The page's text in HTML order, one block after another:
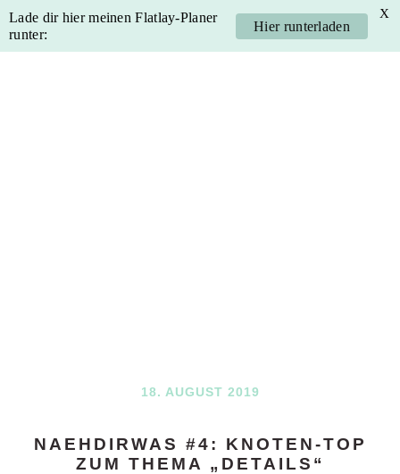
Skip
Skip
Skip
Skip
18. AUGUST 2019
NAEHDIRWAS #4: KNOTEN-TOP
ZUM THEMA „DETAILS“
Lade dir hier meinen Flatlay-Planer
runter:
Hier runterladen
X